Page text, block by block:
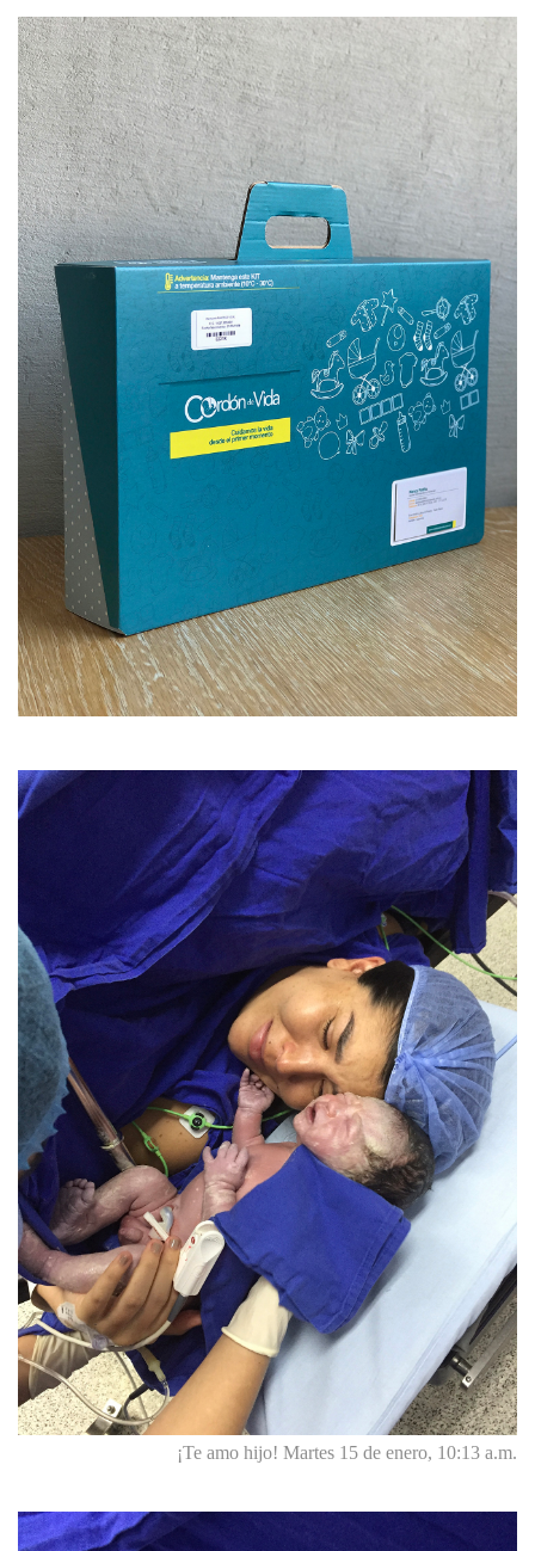
¡Te amo hijo! Martes 15 de enero, 10:13 a.m.